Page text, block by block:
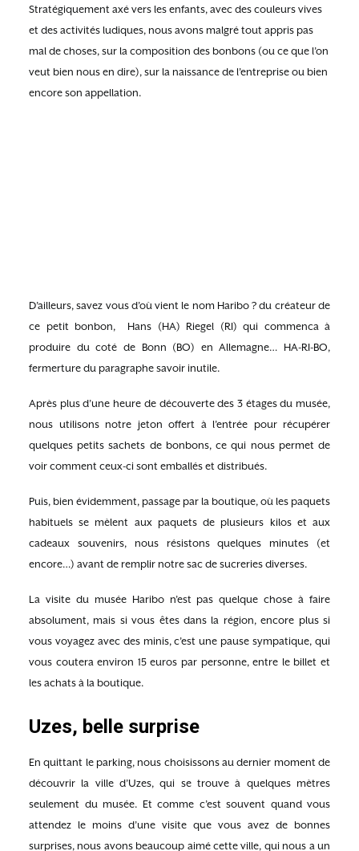
Stratégiquement axé vers les enfants, avec des couleurs vives
et des activités ludiques, nous avons malgré tout appris pas
mal de choses, sur la composition des bonbons (ou ce que l’on
veut bien nous en dire), sur la naissance de l’entreprise ou bien
encore son appellation.
D’ailleurs, savez vous d’où vient le nom Haribo ? du créateur de
ce petit bonbon, Hans (HA) Riegel (RI) qui commenca à
produire du coté de Bonn (BO) en Allemagne… HA-RI-BO,
fermerture du paragraphe savoir inutile.
Après plus d’une heure de découverte des 3 étages du musée,
nous utilisons notre jeton offert à l’entrée pour récupérer
quelques petits sachets de bonbons, ce qui nous permet de
voir comment ceux-ci sont emballés et distribués.
Puis, bien évidemment, passage par la boutique, où les paquets
habituels se mèlent aux paquets de plusieurs kilos et aux
cadeaux souvenirs, nous résistons quelques minutes (et
encore…) avant de remplir notre sac de sucreries diverses.
La visite du musée Haribo n’est pas quelque chose à faire
absolument, mais si vous êtes dans la région, encore plus si
vous voyagez avec des minis, c’est une pause sympatique, qui
vous coutera environ 15 euros par personne, entre le billet et
les achats à la boutique.
Uzes, belle surprise
En quittant le parking, nous choisissons au dernier moment de
découvrir la ville d’Uzes, qui se trouve à quelques mètres
seulement du musée. Et comme c’est souvent quand vous
attendez le moins d’une visite que vous avez de bonnes
surprises, nous avons beaucoup aimé cette ville, qui nous a un